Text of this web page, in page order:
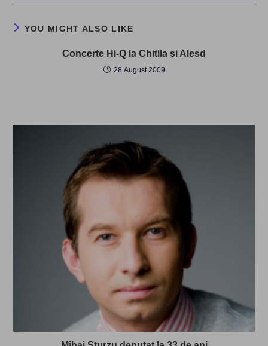
YOU MIGHT ALSO LIKE
Concerte Hi-Q la Chitila si Alesd
28 August 2009